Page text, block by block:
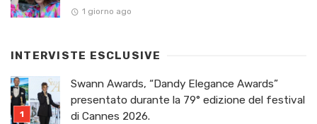
1 giorno ago
INTERVISTE ESCLUSIVE
Swann Awards, “Dandy Elegance Awards”
presentato durante la 79° edizione del festival
di Cannes 2026.